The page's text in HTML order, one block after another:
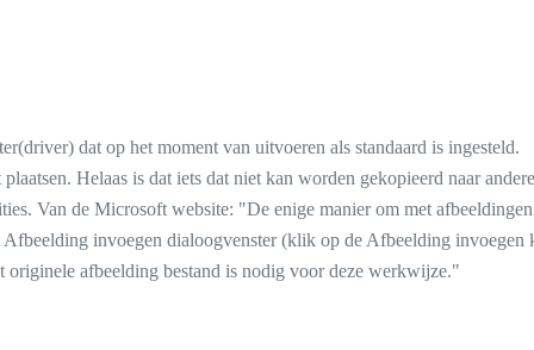
dat op het moment van uitvoeren als standaard is ingesteld.
Helaas is dat iets dat niet kan worden gekopieerd naar
Van de Microsoft website: "De enige manier om met
invoegen dialoogvenster (klik op de Afbeelding
afbeelding bestand is nodig voor deze werkwijze."